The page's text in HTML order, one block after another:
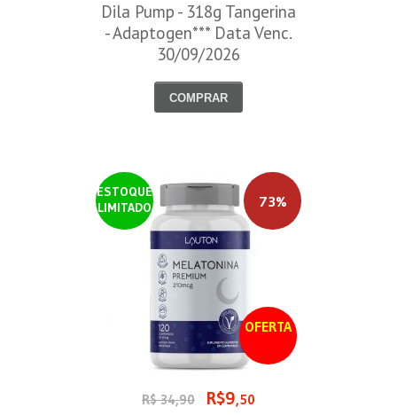
Dila Pump - 318g Tangerina
- Adaptogen*** Data Venc.
30/09/2026
COMPRAR
ESTOQUE
LIMITADO
OFERTA
73%
R$ 34,90 R$9,50